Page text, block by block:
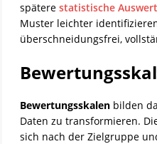
spätere statistische
Muster leichter
überschneidungsfrei,
Bewertungsskalen bilden
Daten zu transformieren.
sich nach der Zielgruppe